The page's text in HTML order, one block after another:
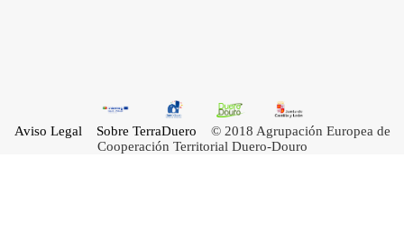
Aviso Legal Sobre TerraDuero © 2018 Agrupación Europea de
Cooperación Territorial Duero-Douro